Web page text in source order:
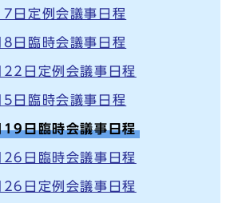
日定例会議事日程
日臨時会議事日程
日定例会議事日程
日臨時会議事日程
日臨時会議事日程
日臨時会議事日程
日定例会議事日程